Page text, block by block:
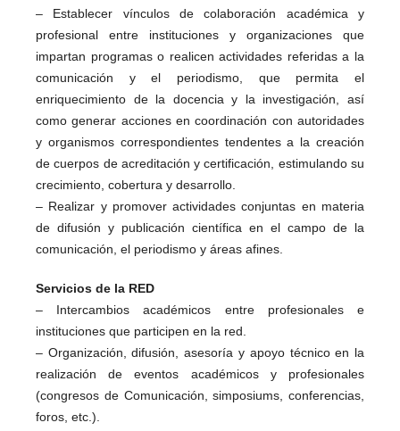
– Establecer vínculos de colaboración académica y
profesional entre instituciones y organizaciones que
impartan programas o realicen actividades referidas a la
comunicación y el periodismo, que permita el
enriquecimiento de la docencia y la investigación, así
como generar acciones en coordinación con autoridades
y organismos correspondientes tendentes a la creación
de cuerpos de acreditación y certificación, estimulando su
crecimiento, cobertura y desarrollo.
– Realizar y promover actividades conjuntas en materia
de difusión y publicación científica en el campo de la
comunicación, el periodismo y áreas afines.
Servicios de la RED
– Intercambios académicos entre profesionales e
instituciones que participen en la red.
– Organización, difusión, asesoría y apoyo técnico en la
realización de eventos académicos y profesionales
(congresos de Comunicación, simposiums, conferencias,
foros, etc.).